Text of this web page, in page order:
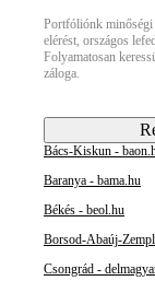
Portfóliónk minőségi
elérést, országos
Folyamatosan
záloga.
Bács-Kiskun -
Baranya - bama.hu
Békés - beol.hu
Borsod-Abaúj-
Csongrád -